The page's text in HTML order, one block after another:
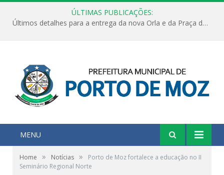
ÚLTIMAS PUBLICAÇÕES:
Últimos detalhes para a entrega da nova Orla e da Praça do Praião
MENU
Home » Notícias »
Porto de Moz fortalece a educação no II
Seminário Regional Norte